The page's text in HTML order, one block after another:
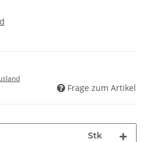
Frage zum Artikel
Stk